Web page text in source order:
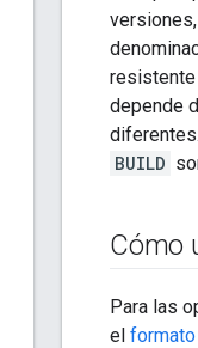
resistente
depende
BUILD
Cómo
Para las
el